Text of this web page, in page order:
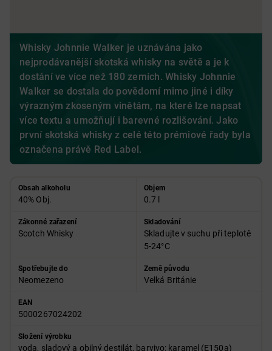
Whisky Johnnie Walker je uznávána jako
nejprodávanější skotská whisky na světě a je k
dostání ve více než 180 zemích. Whisky Johnnie
Walker se dostala do povědomí mimo jiné i díky
výrazným zkoseným vinětám, na které lze napsat
více textu a umožňují i barevné rozlišování. Jako
první skotská whisky z celé této prémiové řady byla
označena právě Red Label.
Obsah alkoholu
40% Obj.
Objem
0.7 l
Zákonné zařazení
Scotch Whisky
Skladování
Skladujte v suchu při teplotě
5-24°C
Spotřebujte do
Neomezeno
Země původu
Velká Británie
EAN
5000267024202
Složení výrobku
voda, sladový a obilný destilát, barvivo: karamel (E150a)